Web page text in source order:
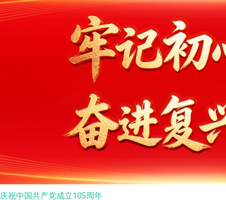
庆祝中国共产党成立105周年